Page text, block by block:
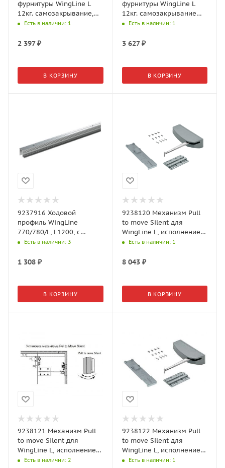
фурнитуры WingLine L
12кг. самозакрывание,
без нижнего напр.
Есть в наличии: 1
2 397₽
В КОРЗИНУ
фурнитуры WingLine L
12кг. самозакрывание
правая
Есть в наличии: 1
3 627₽
В КОРЗИНУ
9237916 Ходовой
профиль WingLine
770/780/L, L1200, с
перфорацией, алюминий,
Есть в наличии: 3
1 308 ₽
В КОРЗИНУ
9238120 Механизм Pull
to move Silent для
WingLine L, исполнение
light, левый, серый
Есть в наличии: 1
8 043₽
В КОРЗИНУ
9238121 Механизм Pull
to move Silent для
WingLine L, исполнение
medium, левый, серый
Есть в наличии: 2
9238122 Механизм Pull
to move Silent для
WingLine L, исполнение
heavy, правый, серый
Есть в наличии: 1